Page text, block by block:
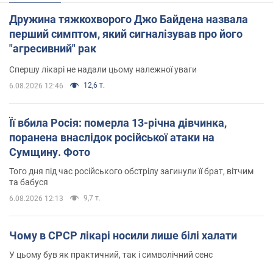
Дружина тяжкохворого Джо Байдена назвала
перший симптом, який сигналізував про його
"агресивний" рак
Спершу лікарі не надали цьому належної уваги
6.08.2026 12:46 12,6 т.
Її вбила Росія: померла 13-річна дівчинка,
поранена внаслідок російської атаки на
Сумщину. Фото
Того дня під час російського обстрілу загинули її брат, вітчим
та бабуся
6.08.2026 12:13 9,7 т.
Чому в СРСР лікарі носили лише білі халати
У цьому був як практичний, так і символічний сенс